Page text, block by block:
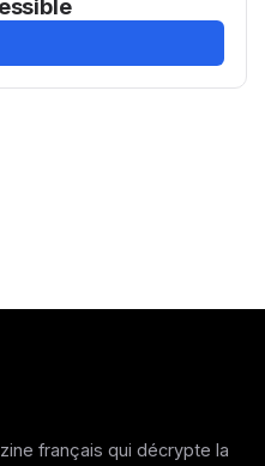
français qui décrypte la